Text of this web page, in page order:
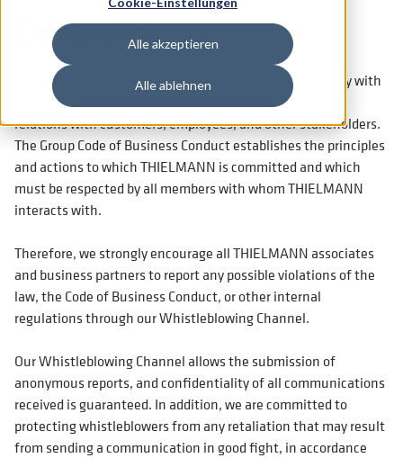
Alle akzeptieren
Alle ablehnen
CHANNEL
THIELMANN undertakes to carry out its business activity with
integrity, respect for the law and transparency with our
relations with customers, employees, and other stakeholders.
The Group Code of Business Conduct establishes the principles
and actions to which THIELMANN is committed and which
must be respected by all members with whom THIELMANN
interacts with.
Therefore, we strongly encourage all THIELMANN associates
and business partners to report any possible violations of the
law, the Code of Business Conduct, or other internal
regulations through our Whistleblowing Channel.
Our Whistleblowing Channel allows the submission of
anonymous reports, and confidentiality of all communications
received is guaranteed. In addition, we are committed to
protecting whistleblowers from any retaliation that may result
from sending a communication in good fight, in accordance